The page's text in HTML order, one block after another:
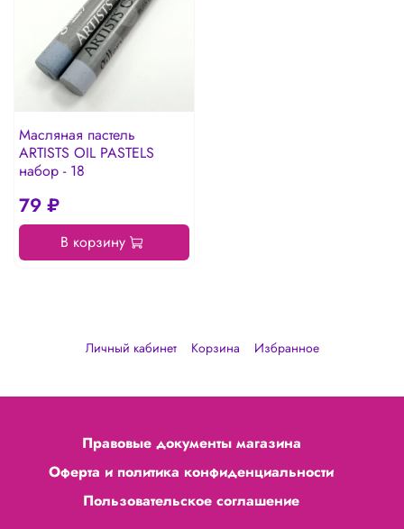
Масляная пастель
ARTISTS OIL PASTELS
набор - 18
79 ₽
В корзину
Личный кабинет Корзина Избранное
Правовые документы магазина
Оферта и политика конфиденциальности
Пользовательское соглашение